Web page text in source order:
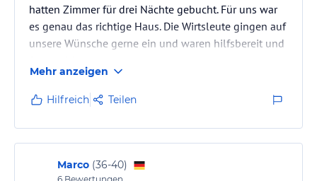
hatten Zimmer für drei Nächte gebucht. Für uns war
es genau das richtige Haus. Die Wirtsleute gingen auf
unsere Wünsche gerne ein und waren hilfsbereit und
Mehr anzeigen
Hilfreich Teilen
Marco (36-40)